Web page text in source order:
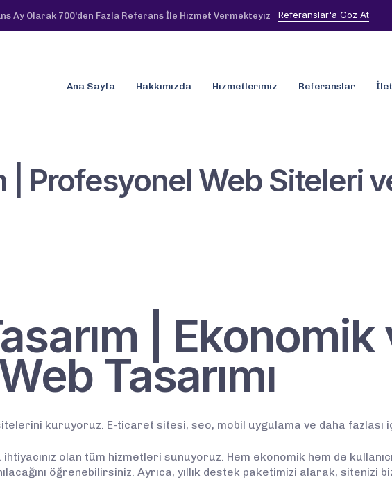
Ay Olarak 700'den Fazla Referans İle Hizmet Vermekteyiz Referanslar'a Göz At
Ana Sayfa Hakkımızda Hizmetlerimiz Referanslar
| Profesyonel Web Siteleri
| Ekonomik
Tasarımı
kuruyoruz. E-ticaret sitesi, seo, mobil uygulama ve daha fazlası
olan tüm hizmetleri sunuyoruz. Hem ekonomik hem de
öğrenebilirsiniz. Ayrıca, yıllık destek paketimizi alarak, sitenizi